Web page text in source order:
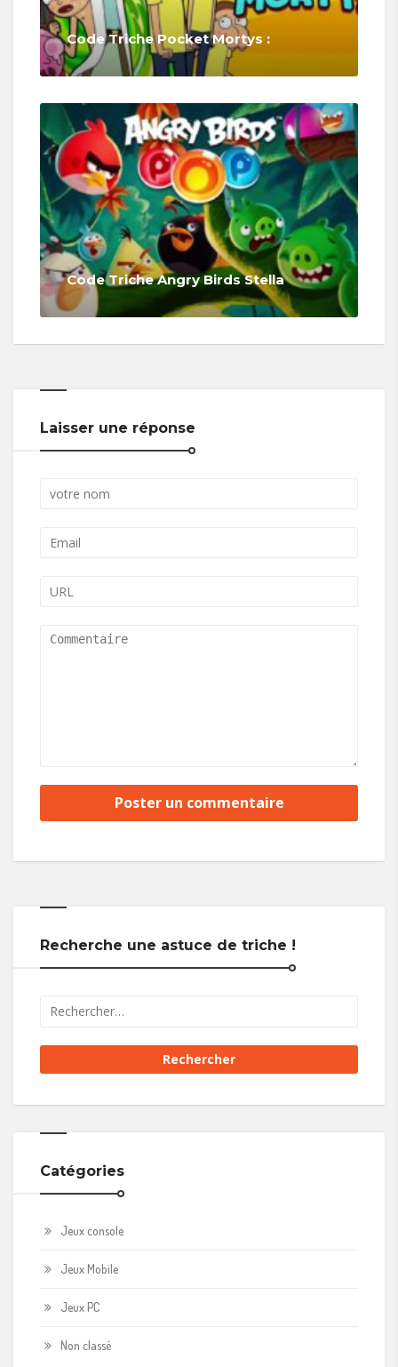
Code Triche Pocket Mortys :
Code Triche Angry Birds Stella
Laisser une réponse
Recherche une astuce de triche !
Catégories
Jeux console
Jeux Mobile
Jeux PC
Non classé